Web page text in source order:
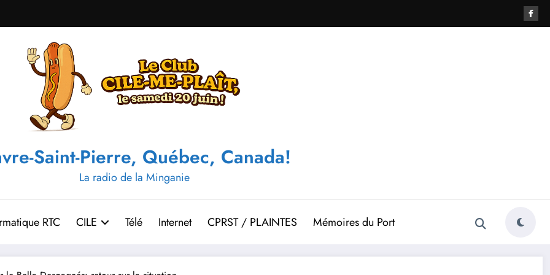
Saint-Pierre, Québec, Canada!
La radio de la Minganie
RTC CILE Télé Internet CPRST / PLAINTES Mémoires du Port